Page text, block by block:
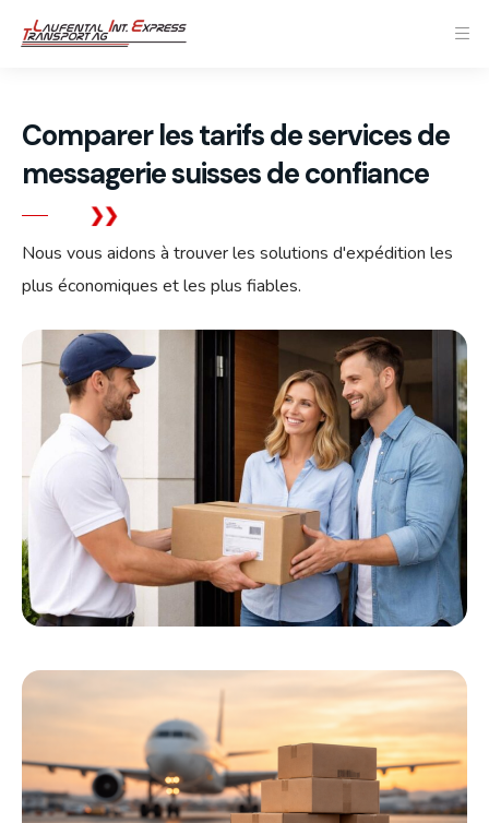
Comparer les tarifs de services de
messagerie suisses de confiance
Nous vous aidons à trouver les solutions d'expédition les
plus économiques et les plus fiables.